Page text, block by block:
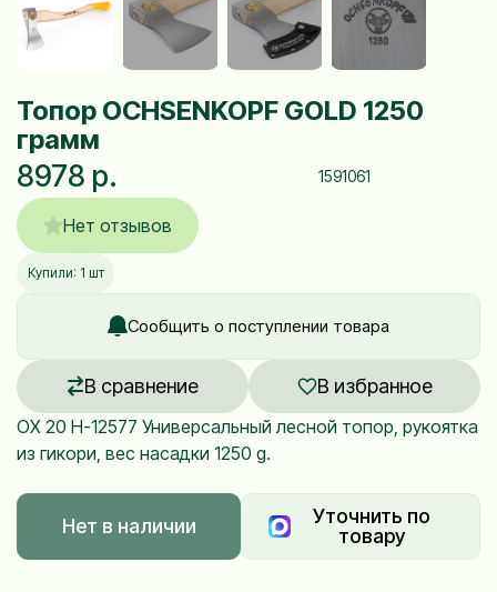
Нет отзывов
Купили: 1 шт
Сообщить о поступлении товара
В сравнение В избранное
Топор OCHSENKOPF GOLD 1250
грамм
8978 р. 1591061
OX 20 H-12577 Универсальный лесной топор, рукоятка
из гикори, вес насадки 1250 g.
Нет в наличии
Уточнить по
товару